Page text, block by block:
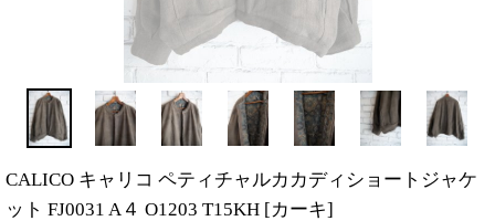
CALICO キャリコ ペティチャルカカディショートジャケ
ット FJ0031 A４ O1203 T15KH [カーキ]